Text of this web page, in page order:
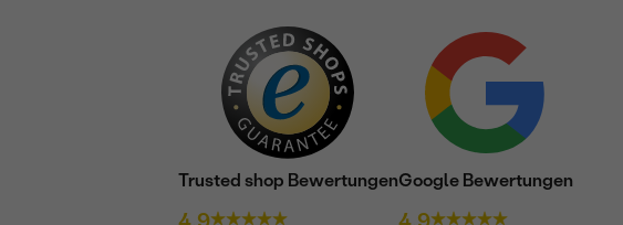
Trusted shop BewertungenGoogle Bewertungen